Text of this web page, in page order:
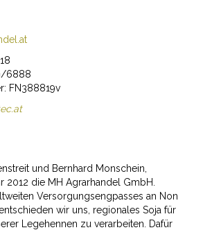
6888
FN388819v
und Bernhard Monschein,
2012 die MH Agrarhandel GmbH.
Versorgungsengpasses an Non
wir uns, regionales Soja für
Legehennen zu verarbeiten. Dafür